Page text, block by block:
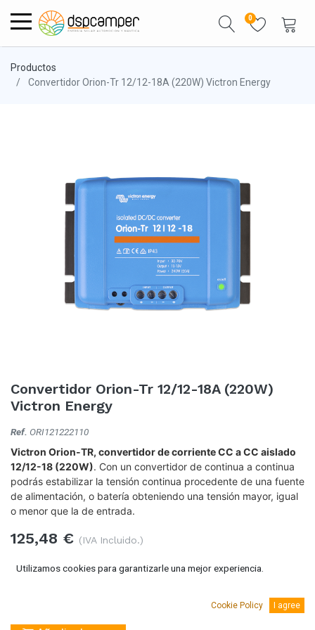
0
Productos
Convertidor Orion-Tr 12/12-18A (220W) Victron Energy
Convertidor Orion-Tr 12/12-18A (220W)
Victron Energy
Ref. ORI121222110
Victron Orion-TR, convertidor de corriente CC a CC aislado
12/12-18 (220W). Con un convertidor de continua a continua
podrás estabilizar la tensión continua procedente de una fuente
de alimentación, o batería obteniendo una tensión mayor, igual
o menor que la de entrada.
125,48 € (IVA Incluido.)
103,70€ (Sin IVA)
Utilizamos cookies para garantizarle una mejor experiencia.
Cookie Policy I agree